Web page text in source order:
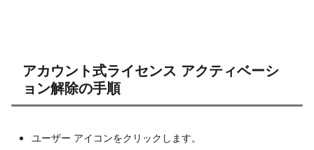
アカウント式ライセンス アクティベーシ
ョン解除の手順
ユーザー アイコンをクリックします。